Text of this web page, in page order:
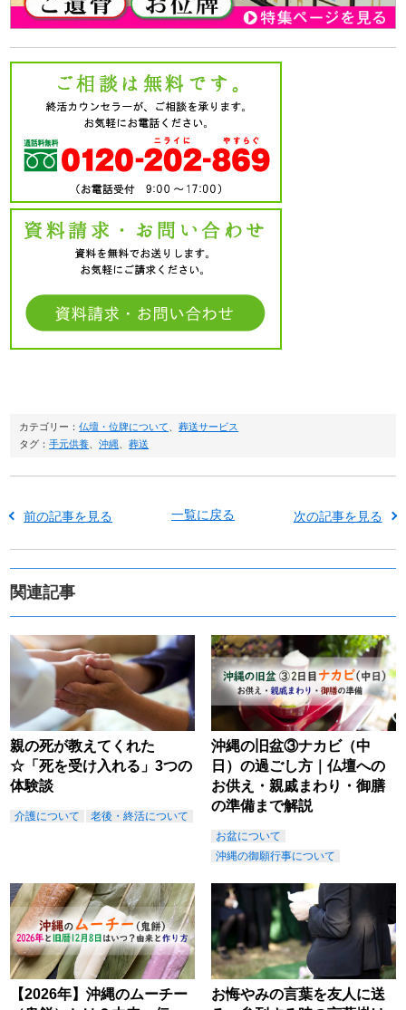
カテゴリー：仏壇・位牌について 、葬送サービス
タグ：手元供養 、沖縄 、葬送
前の記事を見る 一覧に戻る 次の記事を見る
関連記事
親の死が教えてくれた
☆「死を受け入れる」3つの
体験談
介護について 老後・終活について
沖縄の旧盆③ナカビ（中
日）の過ごし方｜仏壇への
お供え・親戚まわり・御膳
の準備まで解説
お盆について
沖縄の御願行事について
【2026年】沖縄のムーチー
お悔やみの言葉を友人に送